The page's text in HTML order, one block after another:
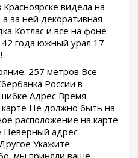
видела на
за ней декоративная
Котлас и все на фоне
42 года южный урал 17
257 метров Все
России в
Адрес Время
Не должно быть на
расположение на карте
Неверный адрес
Укажите